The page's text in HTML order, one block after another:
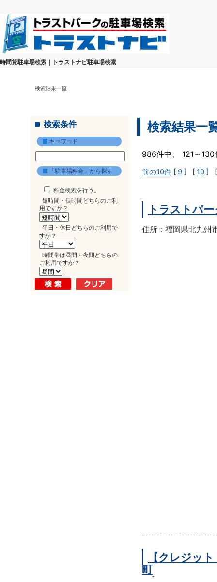
時間貸駐車場検索｜トラストナビ駐車場検索
検索結果一覧
検索条件
キーワード
「駐車場料金」から探す
料金検索を行う。
短時間・長時間どちらのご利
用ですか？
平日・休日どちらのご利用で
すか？
時間帯は昼間・夜間どちらの
ご利用ですか？
検索結果一
986件中、 121～
前の10件 [ 9 ] [ 10 ]
トラストパ
住所：福岡県北九州
【クレジッ
町